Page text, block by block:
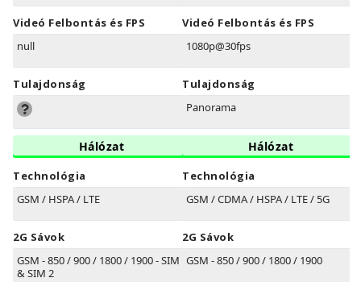
Videó Felbontás és FPS
null
Tulajdonság
Hálózat
Technológia
GSM / HSPA / LTE
2G Sávok
GSM - 850 / 900 / 1800 / 1900 - SIM 1
& SIM 2
Videó Felbontás és FPS
1080p@30fps
Tulajdonság
Panorama
Hálózat
Technológia
GSM / CDMA / HSPA / LTE / 5G
2G Sávok
GSM - 850 / 900 / 1800 / 1900